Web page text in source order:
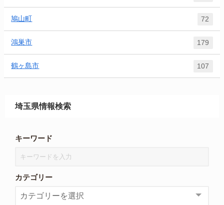
鳩山町 72
鴻巣市 179
鶴ヶ島市 107
埼玉県情報検索
キーワード
カテゴリー